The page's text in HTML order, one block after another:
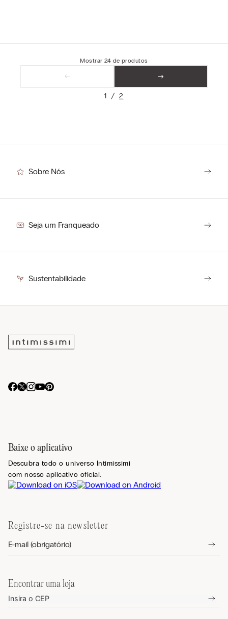
Mostrar 24 de produtos
1 2
Sobre Nós
Seja um Franqueado
Sustentabilidade
Baixe o aplicativo
Descubra todo o universo Intimissimi
com nosso aplicativo oficial.
Registre-se na newsletter
Encontrar uma loja